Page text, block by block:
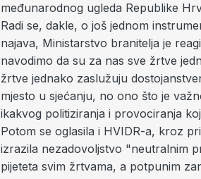
međunarodnog ugleda Republike
Radi se, dakle, o još jednom
najava, Ministarstvo branitelja je
navodimo da su za nas sve žrtve
žrtve jednako zaslužuju
mjesto u sjećanju, no ono što je
ikakvog politiziranja i provociranja
Potom se oglasila i HVIDR-a, kroz
izrazila nezadovoljstvo "neutralnim
pijeteta svim žrtvama, a potpunim